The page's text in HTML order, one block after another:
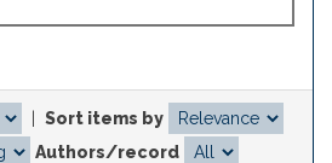
Sort items by
Authors/record